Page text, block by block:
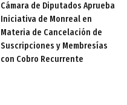
Cámara de Diputados Aprueba
Iniciativa de Monreal en
Materia de Cancelación de
Suscripciones y Membresías
con Cobro Recurrente